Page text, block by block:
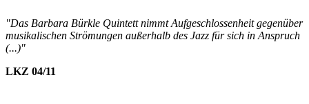
"Das Barbara Bürkle Quintett nimmt Aufgeschlossenheit gegenüber
musikalischen Strömungen außerhalb des Jazz für sich in Anspruch
(...)"
LKZ 04/11